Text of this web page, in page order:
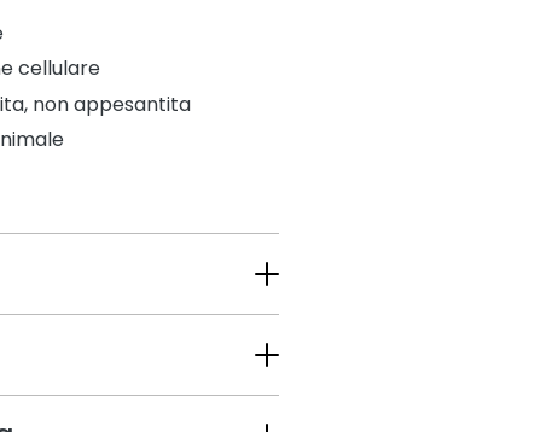
cellulare
non appesantita